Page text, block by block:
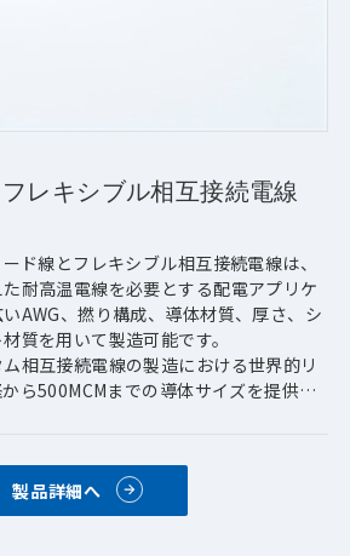
レキシブル相互接続電線
ド線とフレキシブル相互接続電線は、
耐高温電線を必要とする配電アプリケ
AWG、撚り構成、導体材質、厚さ、シ
質を用いて製造可能です。
相互接続電線の製造における世界的リ
ら500MCMまでの導体サイズを提供し
スタムフレキシブル相互接続電線は、
射出成形技術を組み合わせて、高温ま
電圧、低低容量、また柔軟性といった
て製造しております。
製品詳細へ